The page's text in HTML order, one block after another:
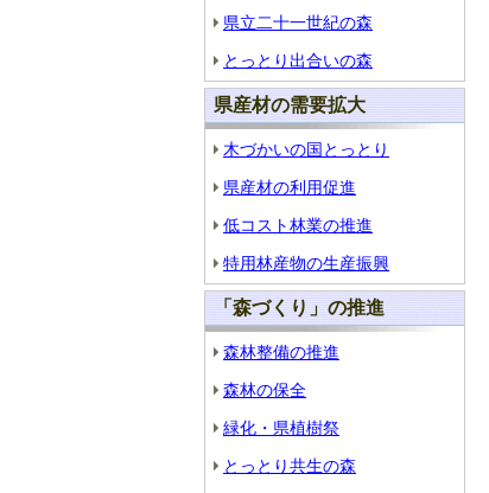
県立二十一世紀の森
とっとり出合いの森
県産材の需要拡大
木づかいの国とっとり
県産材の利用促進
低コスト林業の推進
特用林産物の生産振興
「森づくり」の推進
森林整備の推進
森林の保全
緑化・県植樹祭
とっとり共生の森